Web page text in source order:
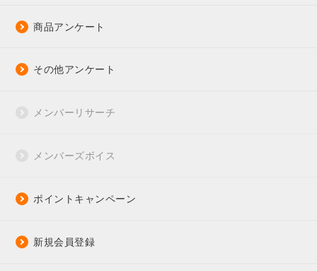
商品アンケート
その他アンケート
メンバーリサーチ
メンバーズボイス
ポイントキャンペーン
新規会員登録